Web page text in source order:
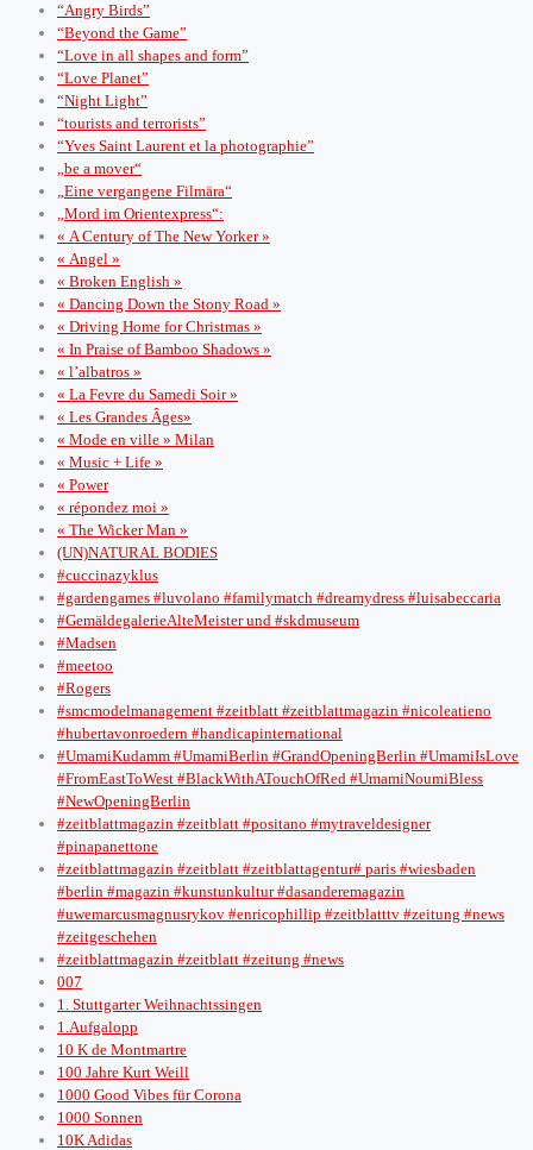
“Angry Birds”
“Beyond the Game”
“Love in all shapes and form”
“Love Planet”
“Night Light”
“tourists and terrorists”
“Yves Saint Laurent et la photographie”
„be a mover“
„Eine vergangene Filmära“
„Mord im Orientexpress“:
« A Century of The New Yorker »
« Angel »
« Broken English »
« Dancing Down the Stony Road »
« Driving Home for Christmas »
« In Praise of Bamboo Shadows »
« l’albatros »
« La Fevre du Samedi Soir »
« Les Grandes Âges»
« Mode en ville » Milan
« Music + Life »
« Power
« répondez moi »
« The Wicker Man »
(UN)NATURAL BODIES
#cuccinazyklus
#gardengames #luvolano #familymatch #dreamydress #luisabeccaria
#GemäldegalerieAlteMeister und #skdmuseum
#Madsen
#meetoo
#Rogers
#smcmodelmanagement #zeitblatt #zeitblattmagazin #nicoleatieno
#hubertavonroedern #handicapinternational
#UmamiKudamm #UmamiBerlin #GrandOpeningBerlin #UmamiIsLove
#FromEastToWest #BlackWithATouchOfRed #UmamiNoumiBless
#NewOpeningBerlin
#zeitblattmagazin #zeitblatt #positano #mytraveldesigner
#pinapanettone
#zeitblattmagazin #zeitblatt #zeitblattagentur# paris #wiesbaden
#berlin #magazin #kunstunkultur #dasanderemagazin
#uwemarcusmagnusrykov #enricophillip #zeitblatttv #zeitung #news
#zeitgeschehen
#zeitblattmagazin #zeitblatt #zeitung #news
007
1. Stuttgarter Weihnachtssingen
1.Aufgalopp
10 K de Montmartre
100 Jahre Kurt Weill
1000 Good Vibes für Corona
1000 Sonnen
10K Adidas